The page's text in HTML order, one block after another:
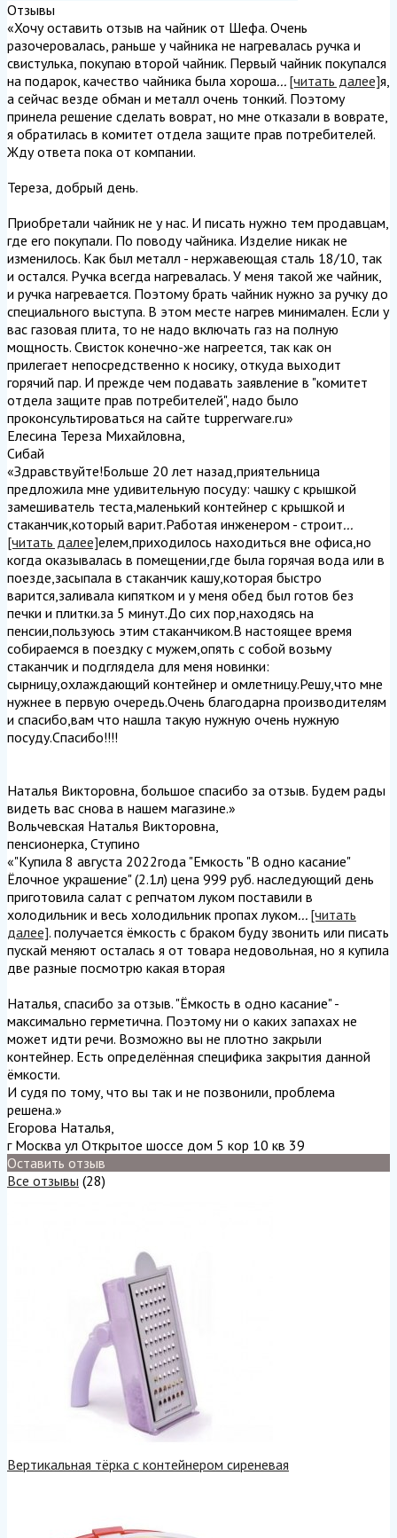
Отзывы
«Хочу оставить отзыв на чайник от Шефа. Очень
разочеровалась, раньше у чайника не нагревалась ручка и
свистулька, покупаю второй чайник. Первый чайник покупался
на подарок, качество чайника была хороша... [читать далее]я,
а сейчас везде обман и металл очень тонкий. Поэтому
принела решение сделать воврат, но мне отказали в воврате,
я обратилась в комитет отдела защите прав потребителей.
Жду ответа пока от компании.
Тереза, добрый день.
Приобретали чайник не у нас. И писать нужно тем продавцам,
где его покупали. По поводу чайника. Изделие никак не
изменилось. Как был металл - нержавеющая сталь 18/10, так
и остался. Ручка всегда нагревалась. У меня такой же чайник,
и ручка нагревается. Поэтому брать чайник нужно за ручку до
специального выступа. В этом месте нагрев минимален. Если у
вас газовая плита, то не надо включать газ на полную
мощность. Свисток конечно-же нагреется, так как он
прилегает непосредственно к носику, откуда выходит
горячий пар. И прежде чем подавать заявление в "комитет
отдела защите прав потребителей", надо было
проконсультироваться на сайте tupperware.ru»
Елесина Тереза Михайловна,
Сибай
«Здравствуйте!Больше 20 лет назад,приятельница
предложила мне удивительную посуду: чашку с крышкой
замешиватель теста,маленький контейнер с крышкой и
стаканчик,который варит.Работая инженером - строит...
[читать далее]елем,приходилось находиться вне офиса,но
когда оказывалась в помещении,где была горячая вода или в
поезде,засыпала в стаканчик кашу,которая быстро
варится,заливала кипятком и у меня обед был готов без
печки и плитки.за 5 минут.До сих пор,находясь на
пенсии,пользуюсь этим стаканчиком.В настоящее время
собираемся в поездку с мужем,опять с собой возьму
стаканчик и подглядела для меня новинки:
сырницу,охлаждающий контейнер и омлетницу.Решу,что мне
нужнее в первую очередь.Очень благодарна производителям
и спасибо,вам что нашла такую нужную очень нужную
посуду.Спасибо!!!!
Наталья Викторовна, большое спасибо за отзыв. Будем рады
видеть вас снова в нашем магазине.»
Вольчевская Наталья Викторовна,
пенсионерка, Ступино
«"Купила 8 августа 2022года "Емкость "В одно касание"
Ёлочное украшение" (2.1л) цена 999 руб. наследующий день
приготовила салат с репчатом луком поставили в
холодильник и весь холодильник пропах луком... [читать
далее]. получается ёмкость с браком буду звонить или писать
пускай меняют осталась я от товара недовольная, но я купила
две разные посмотрю какая вторая
Наталья, спасибо за отзыв. "Ёмкость в одно касание" -
максимально герметична. Поэтому ни о каких запахах не
может идти речи. Возможно вы не плотно закрыли
контейнер. Есть определённая специфика закрытия данной
ёмкости.
И судя по тому, что вы так и не позвонили, проблема
решена.»
Егорова Наталья,
г Москва ул Открытое шоссе дом 5 кор 10 кв 39
Оставить отзыв
Все отзывы (28)
Вертикальная тёрка с контейнером сиреневая